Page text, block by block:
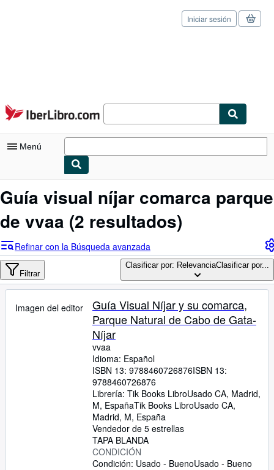
Pasar al contenido principal
IberLibro.com
Iniciar sesión
Menú
Mi cuenta
Búsqueda avanzada
Colecciones
CERRAR
Guía visual níjar comarca parque
de vvaa (2 resultados)
Refinar con la Búsqueda avanzada
Filtrar
Clasificar por: RelevanciaClasificar por...
Imagen del editor
Guía Visual Níjar y su comarca,
Parque Natural de Cabo de Gata-
Níjar
vvaa
Idioma: Español
ISBN 13: 9788460726876ISBN 13:
9788460726876
Librería: Tik Books LibroUsado CA, Madrid,
M, EspañaTik Books LibroUsado CA,
Madrid, M, España
Vendedor de 5 estrellas
TAPA BLANDA
CONDICIÓN
Condición: Usado - BuenoUsado - Bueno